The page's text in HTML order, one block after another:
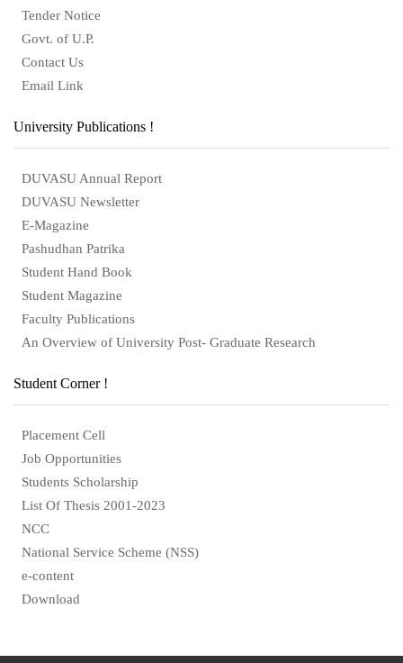
Tender Notice
Govt. of U.P.
Contact Us
Email Link
University Publications !
DUVASU Annual Report
DUVASU Newsletter
E-Magazine
Pashudhan Patrika
Student Hand Book
Student Magazine
Faculty Publications
An Overview of University Post- Graduate Research
Student Corner !
Placement Cell
Job Opportunities
Students Scholarship
List Of Thesis 2001-2023
NCC
National Service Scheme (NSS)
e-content
Download